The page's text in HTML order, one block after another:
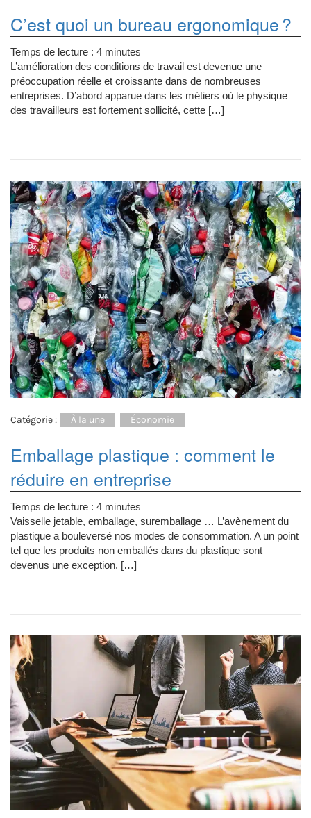
C’est quoi un bureau ergonomique ?
Temps de lecture : 4 minutes
L’amélioration des conditions de travail est devenue une
préoccupation réelle et croissante dans de nombreuses
entreprises. D’abord apparue dans les métiers où le physique
des travailleurs est fortement sollicité, cette […]
Catégorie : À la une Économie
Emballage plastique : comment le
réduire en entreprise
Temps de lecture : 4 minutes
Vaisselle jetable, emballage, suremballage … L’avènement du
plastique a bouleversé nos modes de consommation. A un point
tel que les produits non emballés dans du plastique sont
devenus une exception. […]